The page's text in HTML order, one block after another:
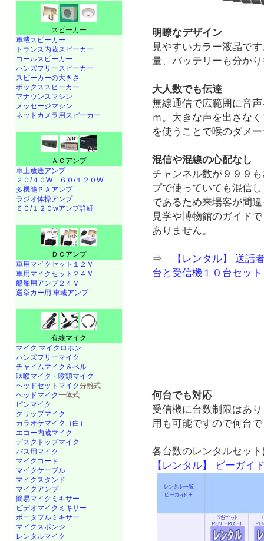
明瞭なデザイン
見やすいカラー液晶で
量、バッテリーも分か
大人数でも伝達
無線通信で広範囲に音
ｍ。大きな声を出さな
を使うことで喉のダメ
混信や混線の心配なし
チャンネル数が９９９
プで使っていても混信
であるため来場客が間
見学や博物館のガイド
ありません。
⇒
【レンタル】 送
台と受信機１０台セット
何台でも対応
受信機に台数制限はあ
用も可能ですので何台
各台数のレンタルセッ
【レンタル】 ビーガイ
スピーカー
車載スピーカー
トランス内蔵スピーカー
コールスピーカー
ハンズフリースピーカー
スピーカーの大きさ
ボックススピーカー
アナウンスマシン
メッセージマシン
ネットカメラ用スピーカー
ＡＣアンプ
卓上放送アンプ
２０/４０W
６０/１２０W
多機能ＰＡアンプ
ラジオ体操アンプ
６０/１２０wアンプ詳細
ＤＣアンプ
車用マイクセット１２Ｖ
車用マイクセット２４Ｖ
船舶用アンプ２４Ｖ
選挙カー用 車載アンプ
有線マイク
マイク マイクロホン
ハンズフリーマイク
チャイムマイク＆ベル
咽喉マイク・喉頭マイク
ヘッドセットマイク分離式
ヘッドマイク一体式
ピンマイク
クリップマイク
カラオケマイク（白）
エコー内蔵マイク
デスクトップマイク
バス用マイク
マイクコード
マイクケーブル
マイクスタンド
マイクアンプ
簡易マイクミキサー
ビデオマイクミキサー
ポータブルミキサー
マイクスポンジ
レンタルマイク